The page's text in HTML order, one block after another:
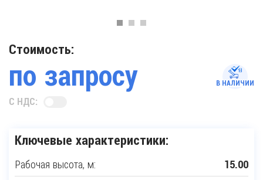
Ключевые характеристики:
Рабочая высота, м: 15.00
Стоимость:
по запросу В НАЛИЧИИ
С НДС: